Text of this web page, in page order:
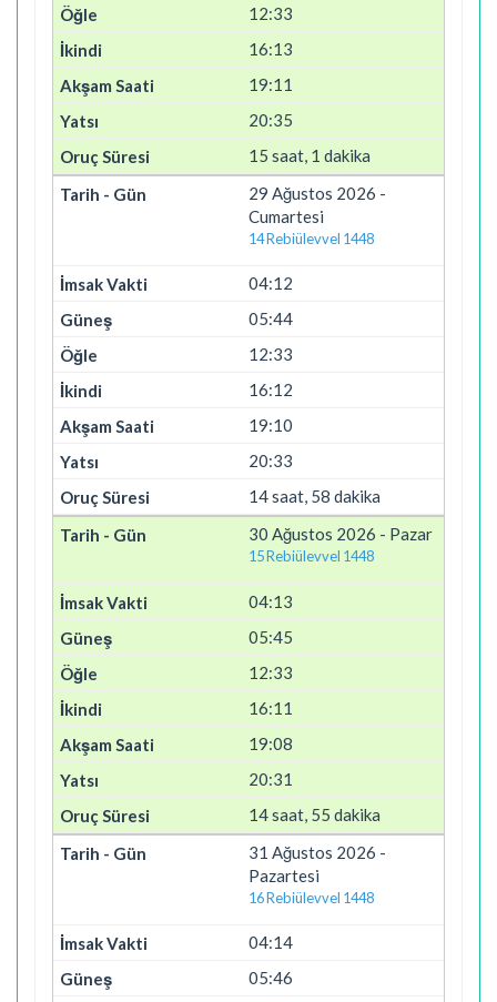
12:33
16:13
19:11
20:35
15 saat, 1 dakika
29 Ağustos 2026 -
Cumartesi
14 Rebiülevvel 1448
04:12
05:44
12:33
16:12
19:10
20:33
14 saat, 58 dakika
30 Ağustos 2026 - Pazar
15 Rebiülevvel 1448
04:13
05:45
12:33
16:11
19:08
20:31
14 saat, 55 dakika
31 Ağustos 2026 -
Pazartesi
16 Rebiülevvel 1448
04:14
05:46